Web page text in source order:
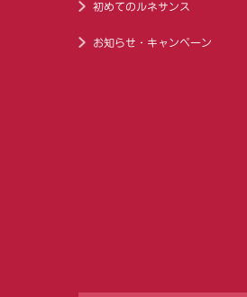
初めてのルネサンス
お知らせ・キャンペーン